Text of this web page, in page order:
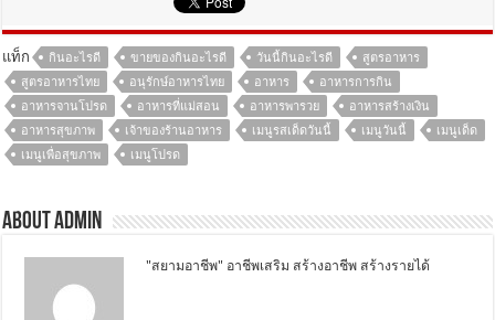
แท็ก กินอะไรดี ขายของกินอะไรดี วันนี้กินอะไรดี
สูตรอาหาร
สูตรอาหารไทย
อนุรักษ์อาหารไทย อาหาร
อาหารการกิน
อาหารจานโปรด
อาหารที่แม่สอน อาหารพารวย
อาหารสร้างเงิน
อาหารสุขภาพ
เจ้าของร้านอาหาร เมนูรสเด็ดวันนี้ เมนูวันนี้
เมนูเด็ด
เมนูเพื่อสุขภาพ
เมนูโปรด
About Admin
"สยามอาชีพ" อาชีพเสริม สร้างอาชีพ สร้างรายได้